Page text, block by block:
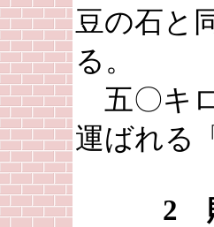
豆の石と
る。
五〇キ
運ばれる
2